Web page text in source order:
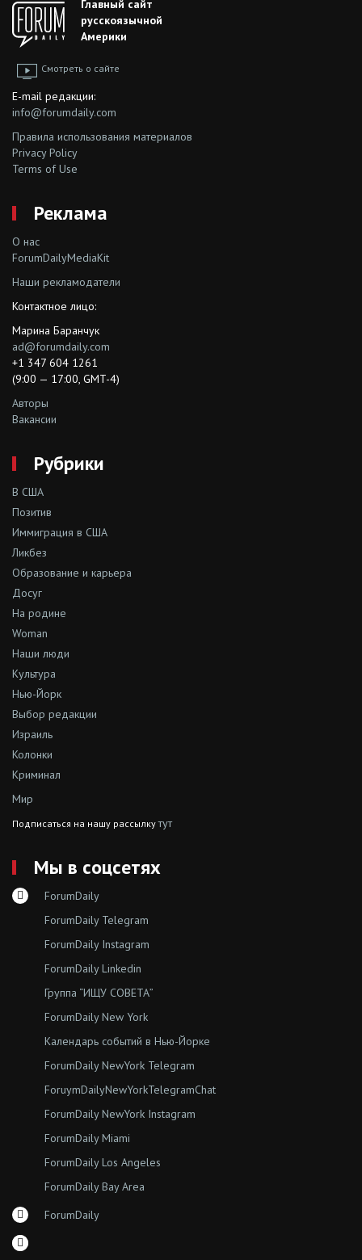
Главный сайт
русскоязычной
Америки
Смотреть о сайте
E-mail редакции:
info@forumdaily.com
Правила использования материалов
Privacy Policy
Terms of Use
Реклама
О нас
ForumDailyMediaKit
Наши рекламодатели
Контактное лицо:
Марина Баранчук
ad@forumdaily.com
+1 347 604 1261
(9:00 — 17:00, GMT-4)
Авторы
Вакансии
Рубрики
В США
Позитив
Иммиграция в США
Ликбез
Образование и карьера
Досуг
На родине
Woman
Наши люди
Культура
Нью-Йорк
Выбор редакции
Израиль
Колонки
Криминал
Мир
Подписаться на нашу рассылкутут
Мы в соцсетях
ForumDaily
ForumDaily Telegram
ForumDaily Instagram
ForumDaily Linkedin
Группа “ИЩУ СОВЕТА”
ForumDaily New York
Календарь событий в Нью-Йорке
ForumDaily NewYork Telegram
ForuymDailyNewYorkTelegramChat
ForumDaily NewYork Instagram
ForumDaily Miami
ForumDaily Los Angeles
ForumDaily Bay Area
ForumDaily